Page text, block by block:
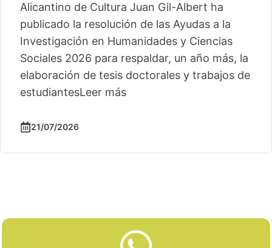
Alicantino de Cultura Juan Gil-Albert ha
publicado la resolución de las Ayudas a la
Investigación en Humanidades y Ciencias
Sociales 2026 para respaldar, un año más, la
elaboración de tesis doctorales y trabajos de
estudiantesLeer más
21/07/2026